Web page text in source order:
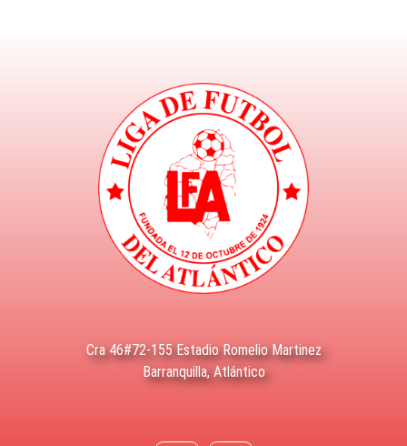
Cra 46#72-155 Estadio Romelio Martinez
Barranquilla, Atlántico